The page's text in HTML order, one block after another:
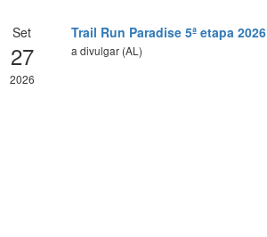
Set
27
2026
Trail Run Paradise 5ª etapa 2026
a divulgar (AL)